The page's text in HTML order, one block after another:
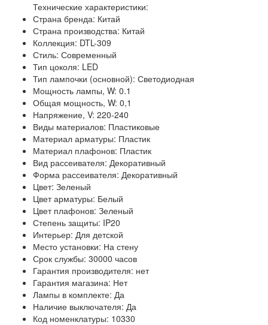
Технические характеристики:
Страна бренда: Китай
Страна производства: Китай
Коллекция: DTL-309
Стиль: Современный
Тип цоколя: LED
Тип лампочки (основной): Светодиодная
Мощность лампы, W: 0.1
Общая мощность, W: 0,1
Напряжение, V: 220-240
Виды материалов: Пластиковые
Материал арматуры: Пластик
Материал плафонов: Пластик
Вид рассеивателя: Декоративный
Форма рассеивателя: Декоративный
Цвет: Зеленый
Цвет арматуры: Белый
Цвет плафонов: Зеленый
Степень защиты: IP20
Интерьер: Для детской
Место установки: На стену
Срок службы: 30000 часов
Гарантия производителя: нет
Гарантия магазина: Нет
Лампы в комплекте: Да
Наличие выключателя: Да
Код номенклатуры: 10330